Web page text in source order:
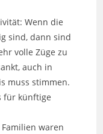
Wenn die
sind, dann sind
volle Züge zu
auch in
muss stimmen.
für künftige
waren